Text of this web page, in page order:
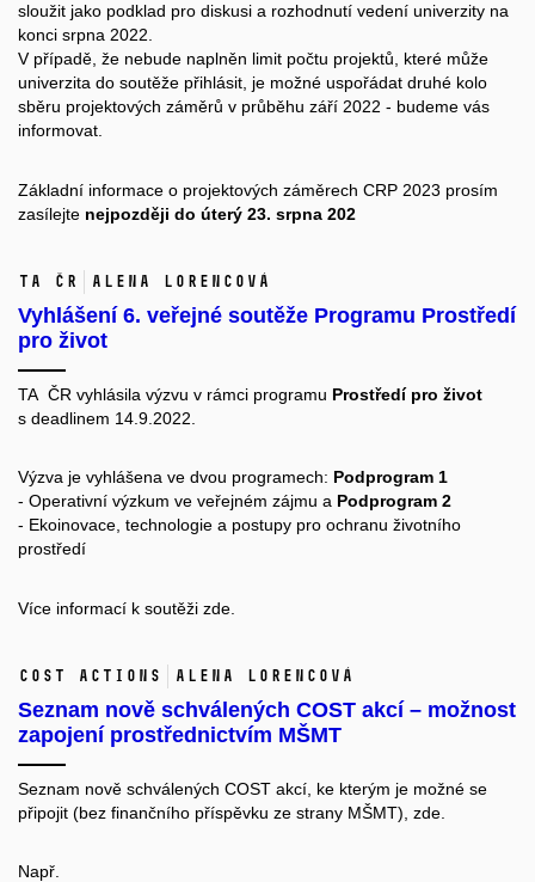
sloužit jako podklad pro diskusi a rozhodnutí vedení univerzity na
konci srpna 2022.
V případě, že nebude naplněn limit počtu projektů, které může
univerzita do soutěže přihlásit, je možné uspořádat druhé kolo
sběru projektových záměrů v průběhu září 2022 - budeme vás
informovat.
Základní informace o projektových záměrech CRP 2023 prosím
zasílejte nejpozději do úterý 23. srpna 202
TA ČR Alena Lorencová
Vyhlášení 6. veřejné soutěže Programu Prostředí
pro život
TA ČR vyhlásila výzvu v rámci programu Prostředí pro život
s deadlinem 14.9.2022.
Výzva je vyhlášena ve dvou programech: Podprogram 1
- Operativní výzkum ve veřejném zájmu a Podprogram 2
- Ekoinovace, technologie a postupy pro ochranu životního
prostředí
Více informací k soutěži zde.
COST Actions Alena Lorencová
Seznam nově schválených COST akcí – možnost
zapojení prostřednictvím MŠMT
Seznam nově schválených COST akcí, ke kterým je možné se
připojit (bez finančního příspěvku ze strany MŠMT), zde.
Např.